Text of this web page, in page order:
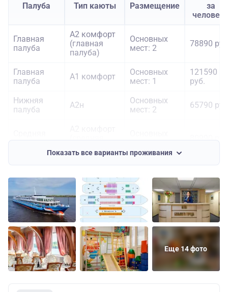
Палуба Тип каюты Размещение
за
Главная
палуба
А2 комфорт
(главная
палуба)
Основных
мест: 2
78890
Главная
палуба
А1 комфорт
Основных
мест: 1
121590
руб.
Нижняя
палуба
А2н
Основных
мест: 2
65790
палуба
мест: 2
Средняя
палуба
А1 комфорт
Основных
мест: 1
121590
руб.
Средняя
палуба
Панорамный
полулюкс
Основных
мест: 2
133190
руб.
Шлюпочная
палуба
А2 комфорт
(шлюпочная
палуба)
Основных
мест: 2
90590
Показать все варианты проживания
Еще 14 фото